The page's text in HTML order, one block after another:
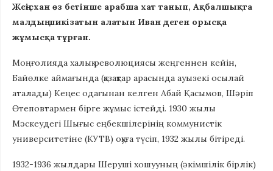
Жеңісхан өз бетінше арабша хат танып, Ақбалшықта
малдың шикізатын алатын Иван деген орысқа
жұмысқа тұрған.
Моңғолияда халық революциясы жеңгеннен кейін,
Байөлке аймағында (қазақтар арасында ауызекі осылай
аталады) Кеңес одағынан келген Абай Қасымов, Шәріп
Өтеповтармен бірге жұмыс істейді. 1930 жылы
Мәскеудегі Шығыс еңбекшілерінің коммунистік
университетіне (КУТВ) оқуға түсіп, 1932 жылы бітіреді.
1932-1936 жылдары Шеруші хошууның (әкімшілік бірлік)